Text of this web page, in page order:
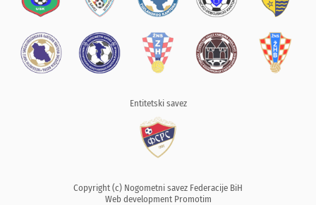
Entitetski savez
Copyright (c) Nogometni savez Federacije BiH
Web development Promotim